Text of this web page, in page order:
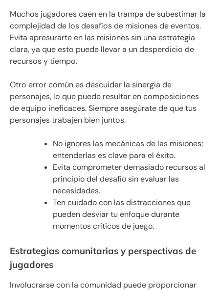
Muchos jugadores caen en la trampa de subestimar la
complejidad de los desafíos de misiones de eventos.
Evita apresurarte en las misiones sin una estrategia
clara, ya que esto puede llevar a un desperdicio de
recursos y tiempo.
Otro error común es descuidar la sinergia de
personajes, lo que puede resultar en composiciones
de equipo ineficaces. Siempre asegúrate de que tus
personajes trabajen bien juntos.
No ignores las mecánicas de las misiones;
entenderlas es clave para el éxito.
Evita comprometer demasiado recursos al
principio del desafío sin evaluar las
necesidades.
Ten cuidado con las distracciones que
pueden desviar tu enfoque durante
momentos críticos de juego.
Estrategias comunitarias y perspectivas de
jugadores
Involucrarse con la comunidad puede proporcionar